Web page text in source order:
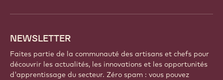
NEWSLETTER
Faites partie de la communauté des artisans et chefs pour
découvrir les actualités, les innovations et les opportunités
d'apprentissage du secteur. Zéro spam : vous pouvez